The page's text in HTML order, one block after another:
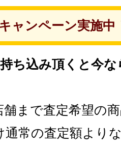
ャンペーン実施中
舗まで査定希望の
常の査定額より